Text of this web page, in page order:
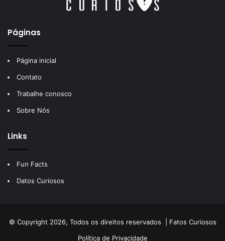
Páginas
Página inicial
Contato
Trabalhe conosco
Sobre Nós
Links
Fun Facts
Datos Curiosos
© Copyright 2026, Todos os direitos reservados | Fatos Curiosos
Política de Privacidade